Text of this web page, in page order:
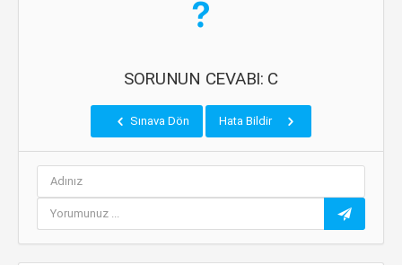
SORUNUN CEVABI: C
Sınava Dön Hata Bildir